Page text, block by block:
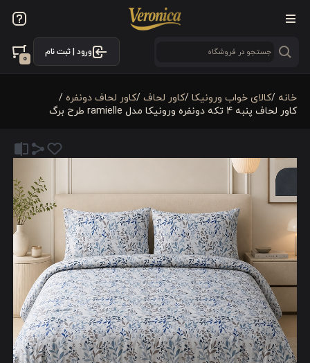
ورود | ثبت نام
0
خانه /کالای خواب ورونیکا /کاور لحاف /کاور لحاف دونفره /
کاور لحاف پنبه 4 تکه دونفره ورونیکا مدل ramielle طرح برگ